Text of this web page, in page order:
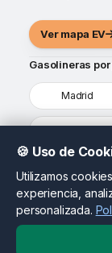
Ver mapa EV
Gasolineras
Madrid
Sevilla
¿Eres
conductores
🍪 Uso de
Utilizamos
experiencia,
personalizada.